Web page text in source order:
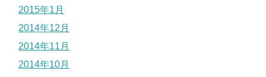
2015年1月
2014年12月
2014年11月
2014年10月